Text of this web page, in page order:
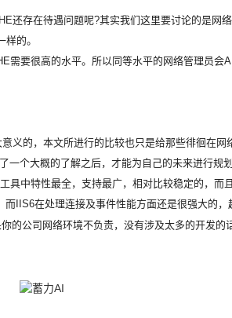
存在待遇问题呢?其实我们这里要讨论的是网
的。
要很高的水平。所以同等水平的网络管理员会
的，本文所进行的比较也只是给那些徘徊在网
个大概的了解之后，才能为自己的未来进行规划
中特性最全，支持最广，相对比较稳定的，而
IIS6在处理连接及事件性能方面还是很强大的
的公司网络环境不负责，没有涉及太多的开发的